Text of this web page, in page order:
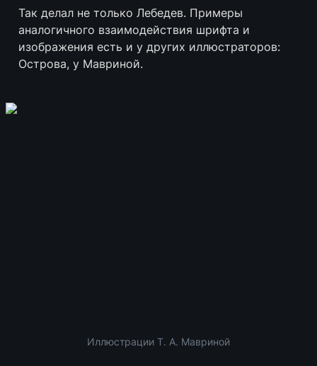
Так делал не только Лебедев. Примеры
аналогичного взаимодействия шрифта и
изображения есть и у других иллюстраторов:
Острова, у Мавриной.
Иллюстрации Т. А. Мавриной